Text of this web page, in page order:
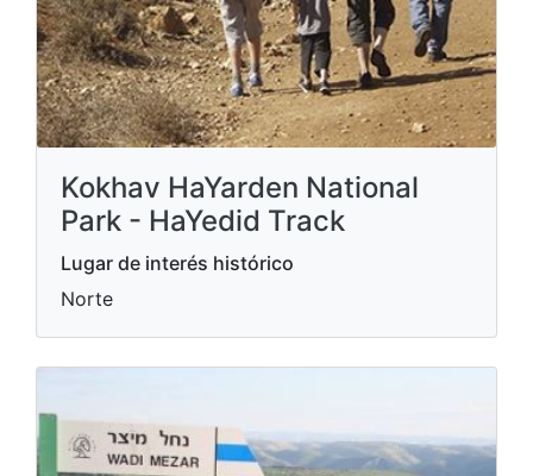
Kokhav HaYarden National
Park - HaYedid Track
Lugar de interés histórico
Norte